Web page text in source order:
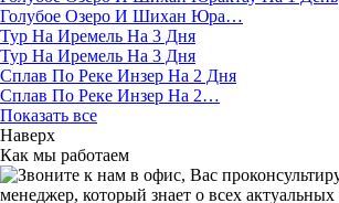
Голубое Озеро И Шихан Юра…
Тур На Иремель На 3 Дня
Тур На Иремель На 3 Дня
Сплав По Реке Инзер На 2 Дня
Сплав По Реке Инзер На 2…
Показать все
Наверх
Как мы работаем